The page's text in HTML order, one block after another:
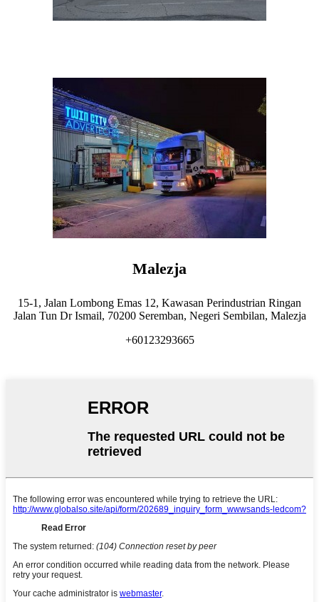
Malezja
15-1, Jalan Lombong Emas 12, Kawasan Perindustrian Ringan
Jalan Tun Dr Ismail, 70200 Seremban, Negeri Sembilan, Malezja
+60123293665